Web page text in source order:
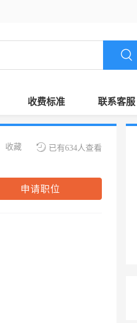
收费标准 联系客服
已有634人查看
收藏
申请职位